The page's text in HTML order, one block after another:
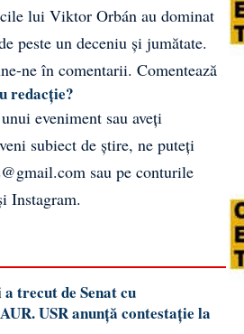
lui Viktor Orbán au dominat
peste un deceniu și jumătate.
ne în comentarii. Comentează
redacție?
eveniment sau aveți
subiect de știre, ne puteți
sau pe conturile
Instagram.
trecut de Senat cu
USR anunță contestație la